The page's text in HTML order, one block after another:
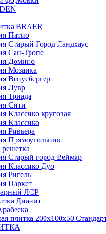
BRAER
Патио
Старый Город Ландхаус
Сан-Тропе
Домино
Мозаика
Венусбергер
Лувр
Триада
Сити
Классико круговая
Классико
Ривьера
Прямоугольник
решетка
Старый город Веймар
Классико Дуо
Ригель
Паркет
ЛСР
Дианит
плитка 200х100х50